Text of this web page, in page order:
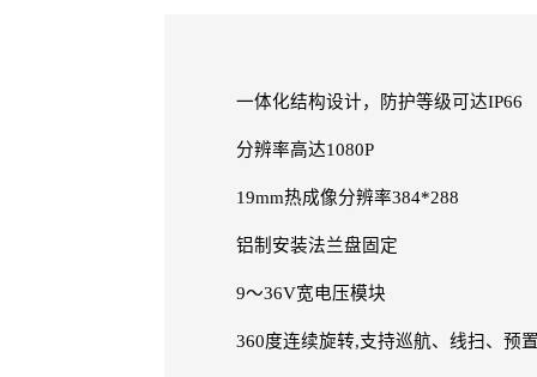
一体化结构设计，防护等级可达IP66
分辨率高达1080P
19mm热成像分辨率384*288
铝制安装法兰盘固定
9～36V宽电压模块
360度连续旋转,支持巡航、线扫、预